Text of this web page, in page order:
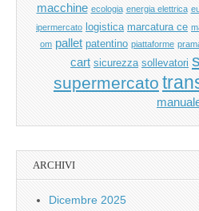
macchine ecologia energia elettrica
ipermercato logistica marcatura ce
om pallet patentino piattaforme
cart sicurezza sollevatori
supermercato
ARCHIVI
Dicembre 2025